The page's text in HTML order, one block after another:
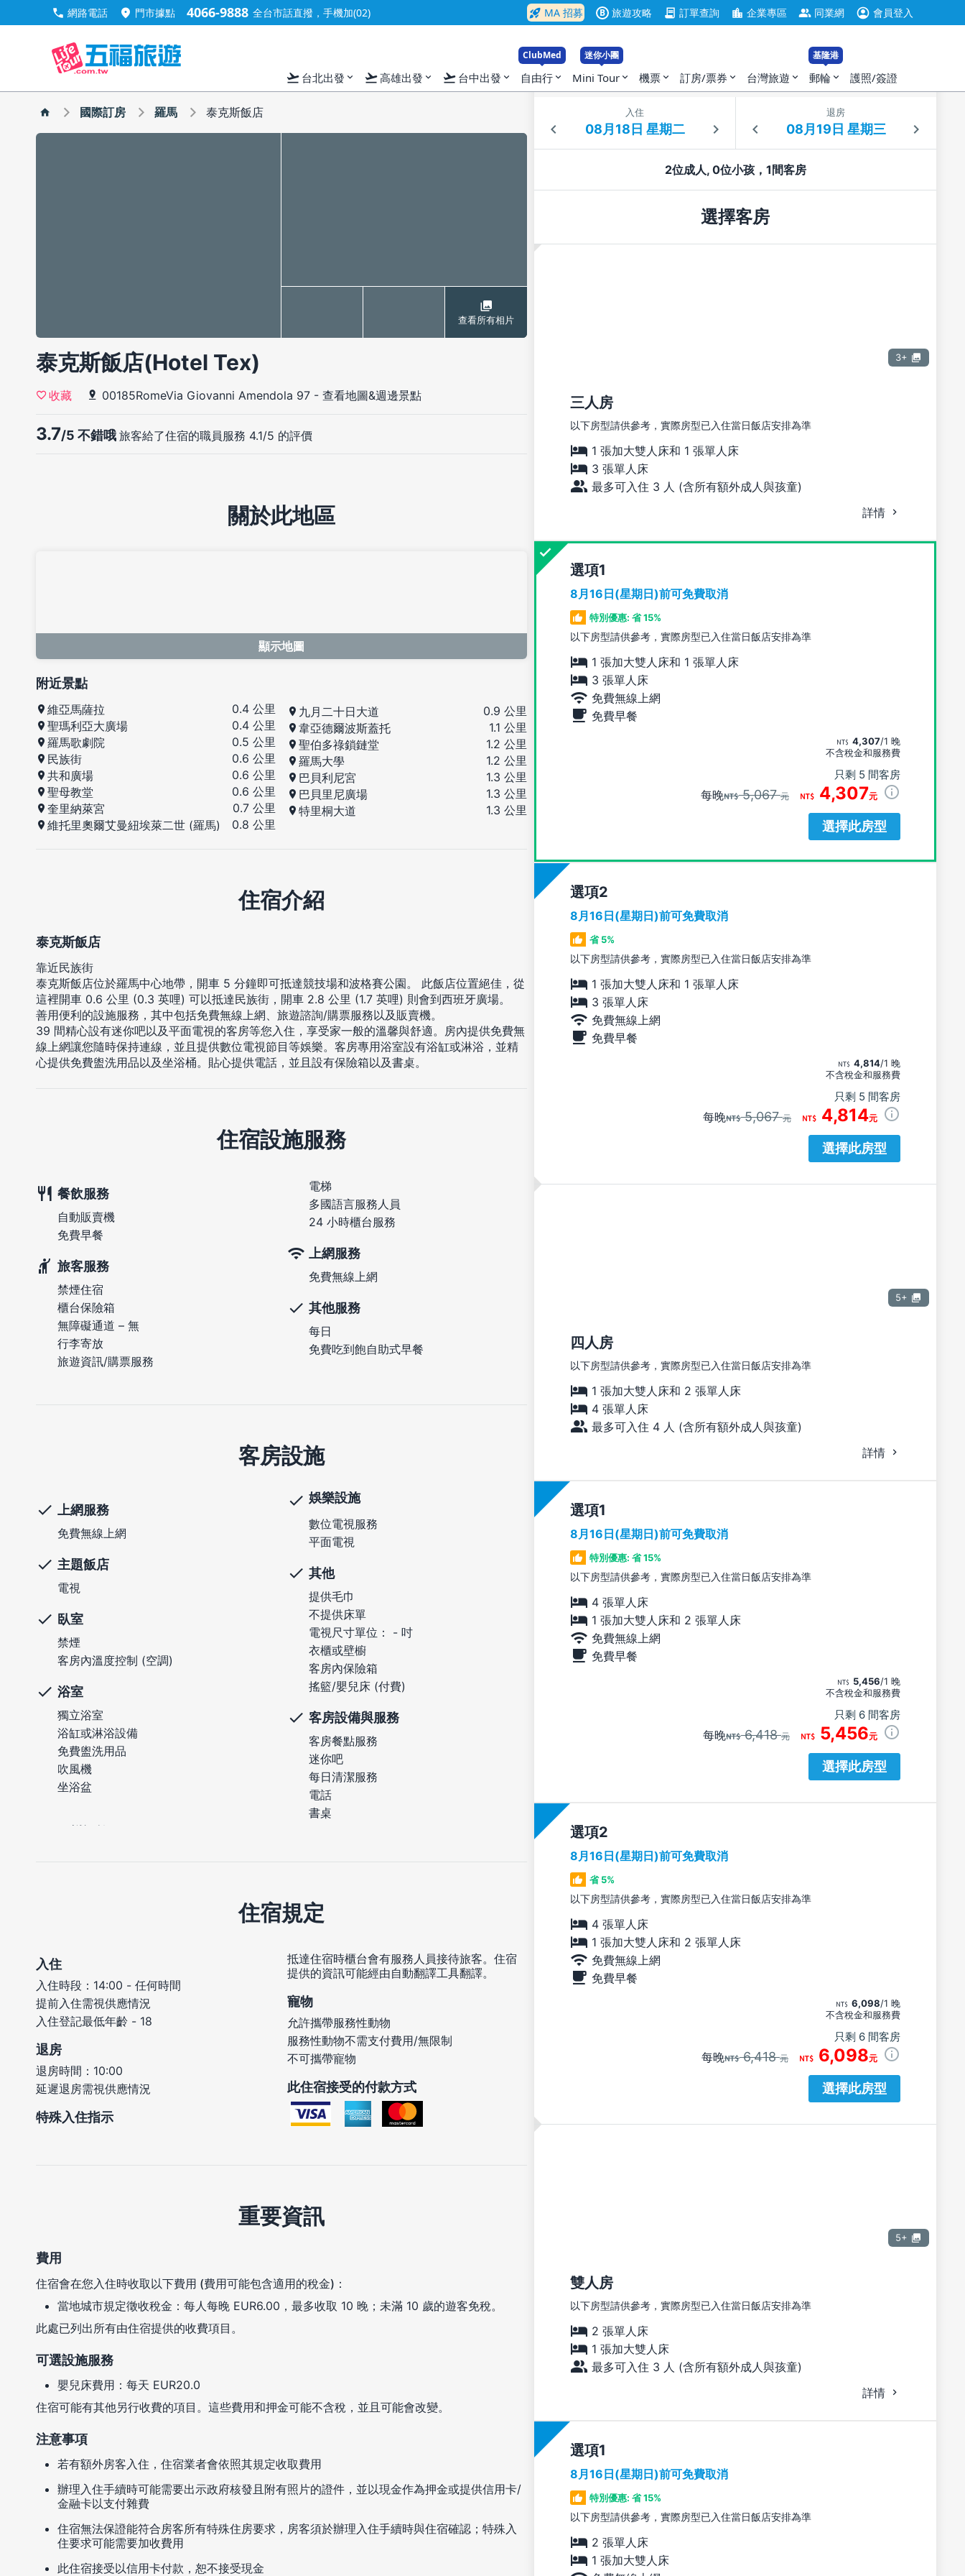
call 網路電話 location_on 門市據點 4066-9888 全台市話直撥，手機加(02) rocket_launch MA 招募 B 旅遊攻略 contract 訂單查詢 location_city 企業專區 group 同業網 account_circle 會員登入
flight_takeoff 台北出發 expand_more flight_takeoff高雄出發 expand_more flight_takeoff 台中出發 expand_more
ClubMed
自由行 expand_more
迷你小團
Mini Tour expand_more 機票 expand_more 訂房/票券 expand_more 台灣旅遊 expand_more
基隆港
郵輪 expand_more 護照/簽證
國際訂房 羅馬 泰克斯飯店
查看所有相片
泰克斯飯店(Hotel Tex)
收藏 00185RomeVia Giovanni Amendola 97 - 查看地圖&週邊景點
3.7/5 不錯哦 旅客給了住宿的職員服務 4.1/5 的評價
入住 退房
2位成人, 0位小孩，1間客房
選擇客房
3+
三人房
以下房型請供參考，實際房型已入住當日飯店安排為準
1 張加大雙人床和 1 張單人床
3 張單人床
最多可入住 3 人 (含所有額外成人與孩童)
詳情
選項
8月16日(星期日)前可免費取消
特別優惠: 省 15%
以下房型請供參考，實際房型已入住當日飯店安排為準
1 張加大雙人床和 1 張單人床
3 張單人床
免費無線上網
免費早餐
4,307/1 晚
不含稅金和服務費
只剩 5 間客房
每晚 5,067元 4,307元
選擇此房型
選項
8月16日(星期日)前可免費取消
省 5%
以下房型請供參考，實際房型已入住當日飯店安排為準
1 張加大雙人床和 1 張單人床
3 張單人床
免費無線上網
免費早餐
4,814/1 晚
不含稅金和服務費
只剩 5 間客房
每晚 5,067元 4,814元
選擇此房型
5+
四人房
以下房型請供參考，實際房型已入住當日飯店安排為準
1 張加大雙人床和 2 張單人床
4 張單人床
最多可入住 4 人 (含所有額外成人與孩童)
詳情
選項
8月16日(星期日)前可免費取消
特別優惠: 省 15%
以下房型請供參考，實際房型已入住當日飯店安排為準
4 張單人床
1 張加大雙人床和 2 張單人床
免費無線上網
免費早餐
5,456/1 晚
不含稅金和服務費
只剩 6 間客房
每晚 6,418元 5,456元
選擇此房型
選項
8月16日(星期日)前可免費取消
省 5%
以下房型請供參考，實際房型已入住當日飯店安排為準
4 張單人床
1 張加大雙人床和 2 張單人床
免費無線上網
免費早餐
6,098/1 晚
不含稅金和服務費
只剩 6 間客房
每晚 6,418元 6,098元
選擇此房型
5+
雙人房
以下房型請供參考，實際房型已入住當日飯店安排為準
2 張單人床
1 張加大雙人床
最多可入住 3 人 (含所有額外成人與孩童)
詳情
選項
8月16日(星期日)前可免費取消
特別優惠: 省 15%
以下房型請供參考，實際房型已入住當日飯店安排為準
2 張單人床
1 張加大雙人床
關於此地區
顯示地圖
附近景點
維亞馬薩拉
0.4 公里
聖瑪利亞大廣場
0.4 公里
羅馬歌劇院
0.5 公里
民族街
0.6 公里
共和廣場
0.6 公里
聖母教堂
0.6 公里
奎里納萊宮
0.7 公里
維托里奧爾艾曼紐埃萊二世 (羅馬)
0.8 公里
九月二十日大道
0.9 公里
韋亞德爾波斯蓋托
1.1 公里
聖伯多祿鎖鏈堂
1.2 公里
羅馬大學
1.2 公里
巴貝利尼宮
1.3 公里
巴貝里尼廣場
1.3 公里
特里桐大道
1.3 公里
住宿介紹
泰克斯飯店
靠近民族街
泰克斯飯店位於羅馬中心地帶，開車 5 分鐘即可抵達競技場和波格賽公園。 此飯店位置絕佳，從
這裡開車 0.6 公里 (0.3 英哩) 可以抵達民族街，開車 2.8 公里 (1.7 英哩) 則會到西班牙廣場。
善用便利的設施服務，其中包括免費無線上網、旅遊諮詢/購票服務以及販賣機。
39 間精心設有迷你吧以及平面電視的客房等您入住，享受家一般的溫馨與舒適。房內提供免費無
線上網讓您隨時保持連線，並且提供數位電視節目等娛樂。客房專用浴室設有浴缸或淋浴，並精
心提供免費盥洗用品以及坐浴桶。貼心提供電話，並且設有保險箱以及書桌。
住宿設施服務
餐飲服務
自動販賣機
免費早餐
旅客服務
禁煙住宿
櫃台保險箱
無障礙通道 – 無
行李寄放
旅遊資訊/購票服務
電梯
多國語言服務人員
24 小時櫃台服務
上網服務
免費無線上網
其他服務
每日
免費吃到飽自助式早餐
客房設施
上網服務
免費無線上網
主題飯店
電視
臥室
禁煙
客房內溫度控制 (空調)
浴室
獨立浴室
浴缸或淋浴設備
免費盥洗用品
吹風機
坐浴盆
娛樂設施
數位電視服務
平面電視
其他
提供毛巾
不提供床單
電視尺寸單位： - 吋
衣櫃或壁櫥
客房內保險箱
搖籃/嬰兒床 (付費)
客房設備與服務
客房餐點服務
迷你吧
每日清潔服務
電話
書桌
住宿規定
入住
入住時段：14:00 - 任何時間
提前入住需視供應情況
入住登記最低年齡 - 18
退房
退房時間：10:00
延遲退房需視供應情況
特殊入住指示
抵達住宿時櫃台會有服務人員接待旅客。住宿
提供的資訊可能經由自動翻譯工具翻譯。
寵物
允許攜帶服務性動物
服務性動物不需支付費用/無限制
不可攜帶寵物
此住宿接受的付款方式
重要資訊
費用
住宿會在您入住時收取以下費用 (費用可能包含適用的稅金)：
當地城市規定徵收稅金：每人每晚 EUR6.00，最多收取 10 晚；未滿 10 歲的遊客免稅。
此處已列出所有由住宿提供的收費項目。
可選設施服務
嬰兒床費用：每天 EUR20.0
住宿可能有其他另行收費的項目。這些費用和押金可能不含稅，並且可能會改變。
注意事項
若有額外房客入住，住宿業者會依照其規定收取費用
辦理入住手續時可能需要出示政府核發且附有照片的證件，並以現金作為押金或提供信用卡/
金融卡以支付雜費
住宿無法保證能符合房客所有特殊住房要求，房客須於辦理入住手續時與住宿確認；特殊入
住要求可能需要加收費用
此住宿接受以信用卡付款，恕不接受現金